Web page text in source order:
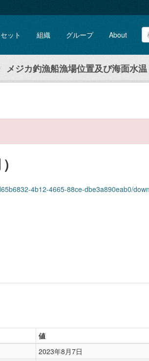
ット 組織 グループ About
メジカ釣漁船漁場位置及び海面水温
dbe3a890eab0/download/
値
2023年8月7日